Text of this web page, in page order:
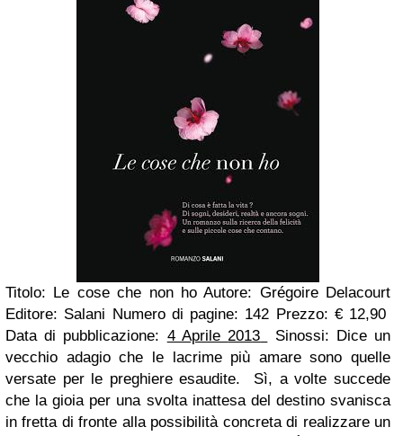
Titolo: Le cose che non ho Autore: Grégoire Delacourt
Editore: Salani Numero di pagine: 142 Prezzo: € 12,90
Data di pubblicazione: 4 Aprile2013
Sinossi: Dice un
vecchio adagio che le lacrime più amare sono quelle
versate per le preghiere esaudite.
Sì, a volte succede
che la gioia per una svolta inattesa del destino svanisca
in fretta di fronte alla possibilità concreta di realizzare un